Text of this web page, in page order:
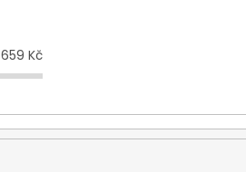
659 Kč